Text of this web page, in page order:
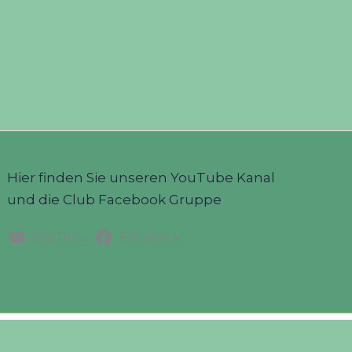
Hier finden Sie unseren YouTube Kanal
und die Club Facebook Gruppe
YouTube Facebook